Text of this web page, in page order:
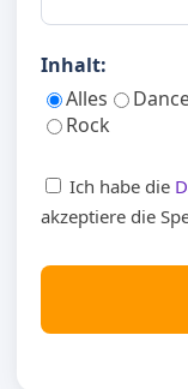
Inhalt:
Alles
Rock
Ich habe die
akzeptiere die